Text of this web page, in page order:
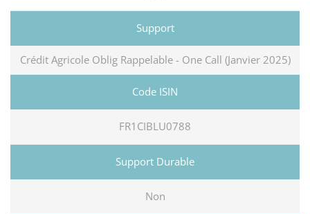
Crédit Agricole Oblig Rappelable - One Call (Janvier 2025)
FR1CIBLU0788
Non